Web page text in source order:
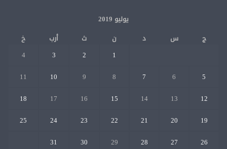
يوليو 2019
ج
س د ن ث أرب
خ
1
2
3
4
5
6
7
8
9
10
11
12
13
14
15
16
17
18
19
20
21
22
23
24
25
26
27
28
29
30
31